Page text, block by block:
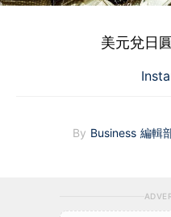
美元兌日
By Business 編輯